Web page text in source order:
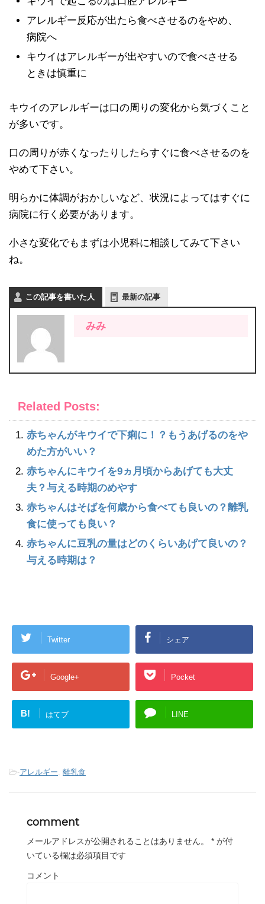
アレルギー反応が出たら食べさせるのをやめ、
病院へ
キウイはアレルギーが出やすいので食べさせる
ときは慎重に
キウイのアレルギーは口の周りの変化から気づくこと
が多いです。
口の周りが赤くなったりしたらすぐに食べさせるのを
やめて下さい。
明らかに体調がおかしいなど、状況によってはすぐに
病院に行く必要があります。
小さな変化でもまずは小児科に相談してみて下さい
ね。
この記事を書いた人 最新の記事
みみ
Related Posts:
赤ちゃんがキウイで下痢に！？もうあげるのをや
めた方がいい？
赤ちゃんにキウイを9ヵ月頃からあげても大丈
夫？与える時期のめやす
赤ちゃんはそばを何歳から食べても良いの？離乳
食に使っても良い？
赤ちゃんに豆乳の量はどのくらいあげて良いの？
与える時期は？
Twitter シェア
Google+ Pocket
B! はてブ LINE
-アレルギー, 離乳食
comment
メールアドレスが公開されることはありません。 * が付
いている欄は必須項目です
コメント